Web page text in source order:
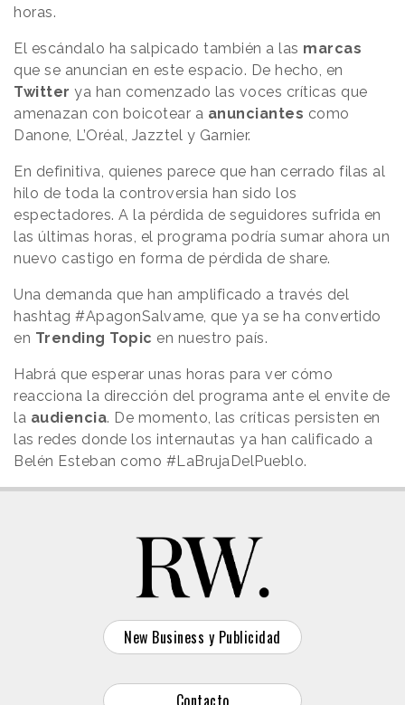
horas.
El escándalo ha salpicado también a las marcas
que se anuncian en este espacio. De hecho, en
Twitter ya han comenzado las voces críticas que
amenazan con boicotear a anunciantes como
Danone, L’Oréal, Jazztel y Garnier.
En definitiva, quienes parece que han cerrado filas al
hilo de toda la controversia han sido los
espectadores. A la pérdida de seguidores sufrida en
las últimas horas, el programa podría sumar ahora un
nuevo castigo en forma de pérdida de share.
Una demanda que han amplificado a través del
hashtag #ApagonSalvame, que ya se ha convertido
en Trending Topic en nuestro país.
Habrá que esperar unas horas para ver cómo
reacciona la dirección del programa ante el envite de
la audiencia. De momento, las críticas persisten en
las redes donde los internautas ya han calificado a
Belén Esteban como #LaBrujaDelPueblo.
New Business y Publicidad
Contacto